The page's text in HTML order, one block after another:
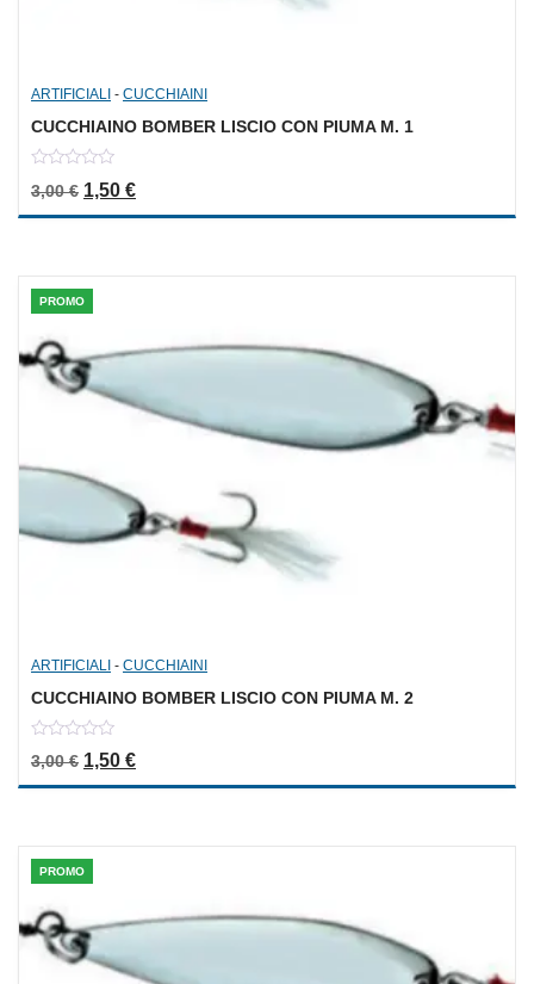
ARTIFICIALI - CUCCHIAINI
CUCCHIAINO BOMBER LISCIO CON PIUMA M. 1
out
3,00€ Il prezzo originale era: 3,00 €.
1,50 €Il prezzo attuale è: 1,50 €.
PROMO
ARTIFICIALI - CUCCHIAINI
CUCCHIAINO BOMBER LISCIO CON PIUMA M. 2
out
of
3,00€ Il prezzo originale era: 3,00 €.
1,50 €Il prezzo attuale è: 1,50 €.
PROMO